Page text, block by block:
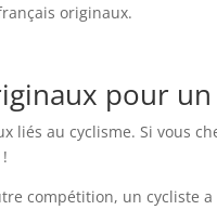
originaux.
pour un
liés au cyclisme. Si vous
compétition, un